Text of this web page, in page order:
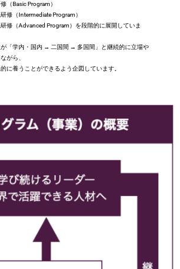
（Basic Program）
修（ Intermediate Program）
修（Advanced Program）を段階的に展開していま
「学内・国内 → 二国間 → 多国間」と継続的に立場や
がら、
に養うことができるよう企図しています。